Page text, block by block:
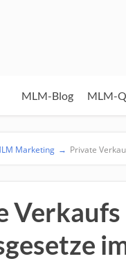
MLM-Blog MLM-
Marketing → Private